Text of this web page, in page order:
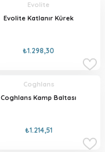
Evolite
Evolite Katlanır Kürek
₺1.298,30
Coghlans
Coghlans Kamp Baltası
₺1.214,51